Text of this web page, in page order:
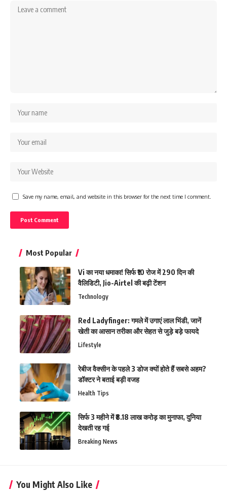
Save my name, email, and website in this browser for the next time I comment.
Most Popular
Vi का नया धमाका! सिर्फ ₹10 रोज में 290 दिन की
वैलिडिटी, Jio-Airtel की बढ़ी टेंशन
Technology
Red Ladyfinger: गमले में उगाएं लाल भिंडी, जानें
खेती का आसान तरीका और सेहत से जुड़े बड़े फायदे
Lifestyle
रेबीज वैक्सीन के पहले 3 डोज क्यों होते हैं सबसे अहम?
डॉक्टर ने बताई बड़ी वजह
Health Tips
सिर्फ 3 महीने में ₹8.18 लाख करोड़ का मुनाफा, दुनिया
देखती रह गई
Breaking News
You Might Also Like